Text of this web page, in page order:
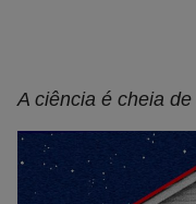
A ciência é cheia